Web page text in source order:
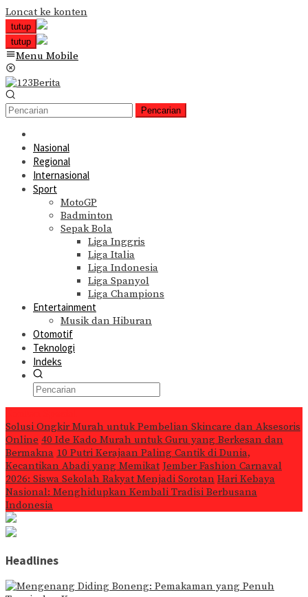
Loncat ke konten
tutup
tutup
Menu Mobile
Pencarian
Nasional
Regional
Internasional
Sport
MotoGP
Badminton
Sepak Bola
Liga Inggris
Liga Italia
Liga Indonesia
Liga Spanyol
Liga Champions
Entertainment
Musik dan Hiburan
Otomotif
Teknologi
Indeks
Solusi Ongkir Murah untuk Pembelian Skincare dan Aksesoris
Online 40 Ide Kado Murah untuk Guru yang Berkesan dan
Bermakna 10 Putri Kerajaan Paling Cantik di Dunia,
Kecantikan Abadi yang Memikat Jember Fashion Carnaval
2026: Siswa Sekolah Rakyat Menjadi Sorotan Hari Kebaya
Nasional: Menghidupkan Kembali Tradisi Berbusana
Indonesia
Headlines